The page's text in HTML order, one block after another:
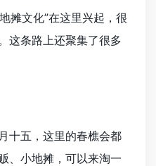
摊文化”在这里兴起，很
这条路上还聚集了很多
十五，这里的春樵会都
、小地摊，可以来淘一